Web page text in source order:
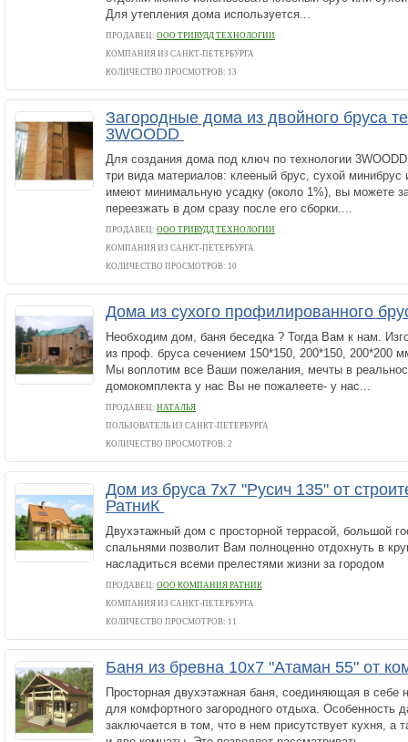
Для утепления дома используется...
ПРОДАВЕЦ: ООО ТРИВУДД ТЕХНОЛОГИИ
КОМПАНИЯ ИЗ САНКТ-ПЕТЕРБУРГА
КОЛИЧЕСТВО ПРОСМОТРОВ: 13
Загородные дома из двойного бруса
3WOODD
Для создания дома под ключ по технологии
три вида материалов: клееный брус, сухой
имеют минимальную усадку (около 1%), вы можете
переезжать в дом сразу после его сборки....
ПРОДАВЕЦ: ООО ТРИВУДД ТЕХНОЛОГИИ
КОМПАНИЯ ИЗ САНКТ-ПЕТЕРБУРГА
КОЛИЧЕСТВО ПРОСМОТРОВ: 10
Дома из сухого профилированного
Необходим дом, баня беседка ? Тогда Вам к нам.
из проф. бруса сечением 150*150, 200*150, 200*200
Мы воплотим все Ваши пожелания, мечты в
домокомплекта у нас Вы не пожалеете- у нас...
ПРОДАВЕЦ: НАТАЛЬЯ
ПОЛЬЗОВАТЕЛЬ ИЗ САНКТ-ПЕТЕРБУРГА
КОЛИЧЕСТВО ПРОСМОТРОВ: 2
Дом из бруса 7х7 "Русич 135" от
РатниК
Двухэтажный дом с просторной террасой, большой
спальнями позволит Вам полноценно отдохнуть в
насладиться всеми прелестями жизни за городом
ПРОДАВЕЦ: ООО КОМПАНИЯ РАТНИК
КОМПАНИЯ ИЗ САНКТ-ПЕТЕРБУРГА
КОЛИЧЕСТВО ПРОСМОТРОВ: 11
Баня из бревна 10х7 "Атаман 55" от
Просторная двухэтажная баня, соединяющая в себе
для комфортного загородного отдыха. Особенность
заключается в том, что в нем присутствует кухня, а